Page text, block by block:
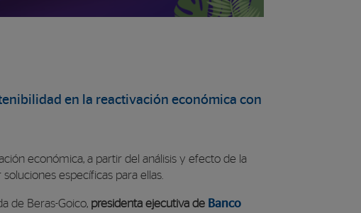
en la reactivación económica con
económica, a partir del análisis y efecto de la
específicas para ellas.
de Beras-Goico, presidenta ejecutiva de Banco